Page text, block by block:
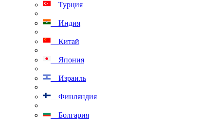
Турция
Индия
Китай
Япония
Израиль
Финляндия
Болгария